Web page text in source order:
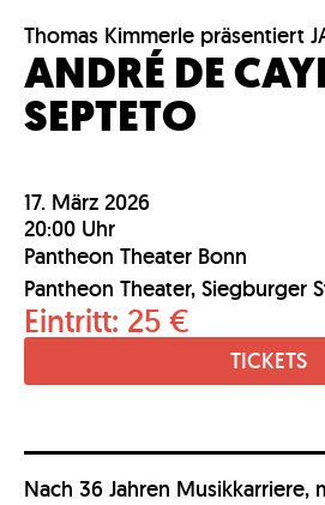
Thomas Kimmerle präsentiert
ANDRÉ DE
SEPTETO
17. März 2026
20:00 Uhr
Pantheon Theater Bonn
Pantheon Theater, Siegburger
Eintritt: 25 €
TICKETS
Nach 36 Jahren Musikkarriere,